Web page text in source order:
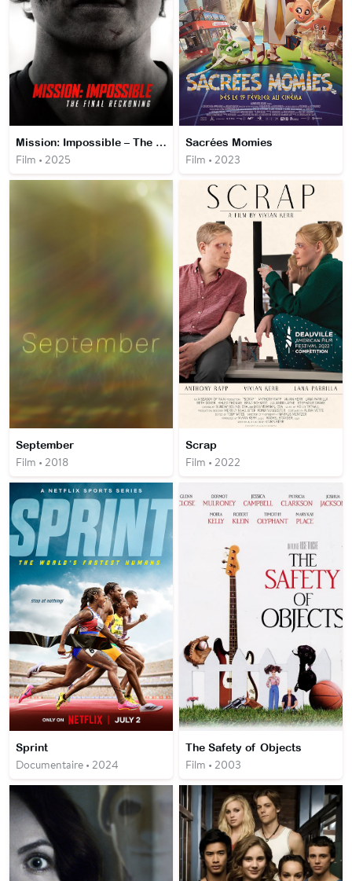
Mission: Impossible – The Final Reckoning
Film • 2025
Sacrées Momies
Film • 2023
September
Film • 2018
Scrap
Film • 2022
Sprint
Documentaire • 2024
The Safety of Objects
Film • 2003